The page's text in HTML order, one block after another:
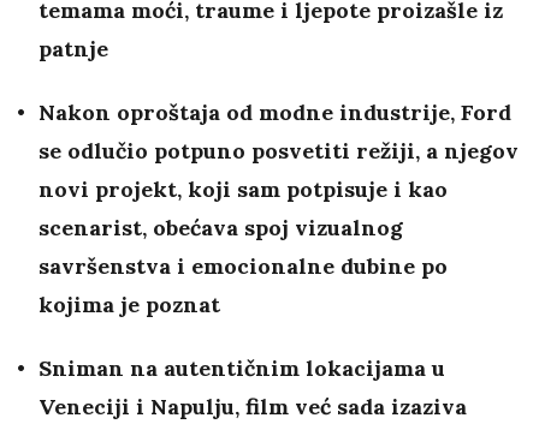
temama moći, traume i ljepote proizašle iz
patnje
Nakon oproštaja od modne industrije, Ford
se odlučio potpuno posvetiti režiji, a njegov
novi projekt, koji sam potpisuje i kao
scenarist, obećava spoj vizualnog
savršenstva i emocionalne dubine po
kojima je poznat
Sniman na autentičnim lokacijama u
Veneciji i Napulju, film već sada izaziva